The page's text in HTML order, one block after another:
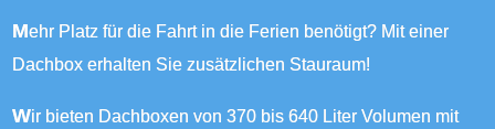
Mehr Platz für die Fahrt in die Ferien benötigt? Mit einer
Dachbox erhalten Sie zusätzlichen Stauraum!
Wir bieten Dachboxen von 370 bis 640 Liter Volumen mit